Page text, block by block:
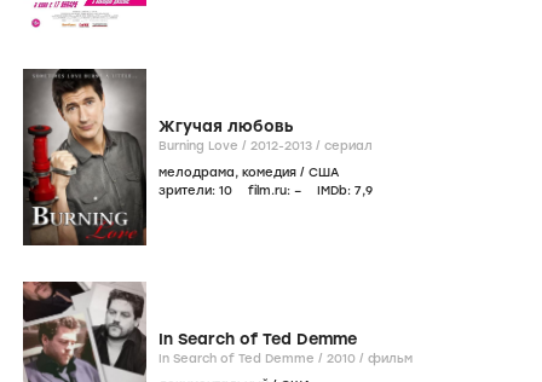
Жгучая любовь
Burning Love / 2012-2013 / сериал
мелодрама, комедия / США
зрители: 10 film.ru: – IMDb: 7,9
In Search of Ted Demme
In Search of Ted Demme / 2010 / фильм